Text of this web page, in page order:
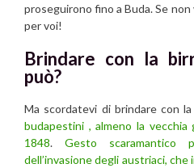
proseguirono fino a Buda. Se
per voi!
Brindare con la
può?
Ma scordatevi di brindare con
budapestini , almeno la
1848. Gesto scaramantico
dell’invasione degli austriaci,